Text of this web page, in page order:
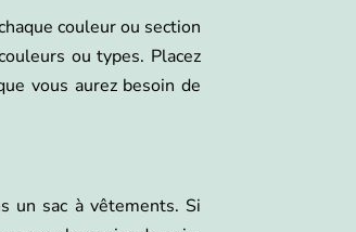
couleur ou section
ou types. Placez
vous aurez besoin de
un sac à vêtements. Si